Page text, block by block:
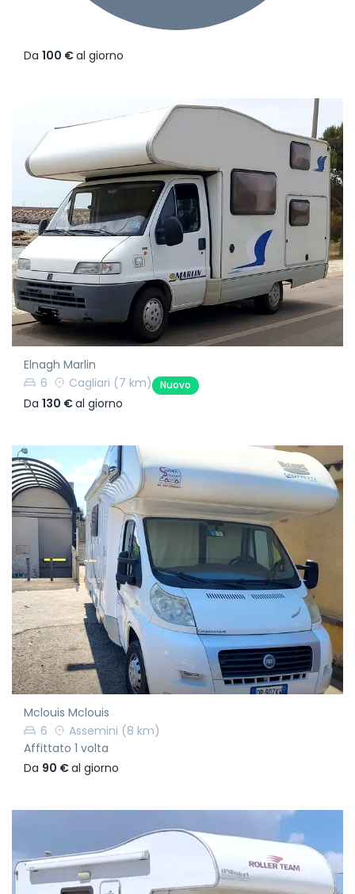
Da 100 €al giorno
Elnagh Marlin
6
Cagliari (7 km) Nuovo
Da 130 €al giorno
Mclouis Mclouis
6
Assemini (8 km)
Affittato 1 volta
Da 90 €al giorno